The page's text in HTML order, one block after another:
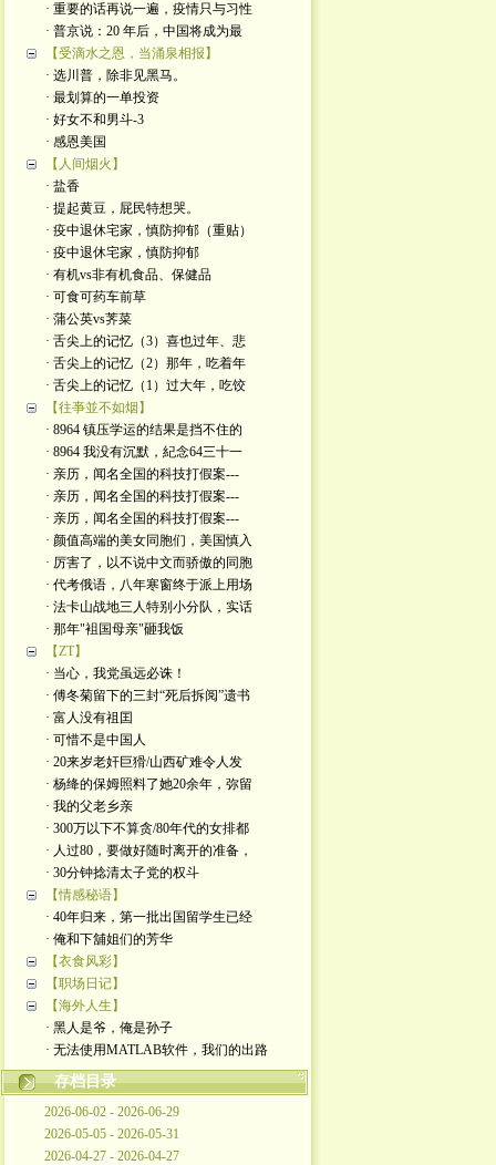
· 重要的话再说一遍，疫情只与习性
· 普京说：20 年后，中国将成为最
【受滴水之恩，当涌泉相报】
· 选川普，除非见黑马。
· 最划算的一单投资
· 好女不和男斗-3
· 感恩美国
【人间烟火】
· 盐香
· 提起黄豆，屁民特想哭。
· 疫中退休宅家，慎防抑郁（重贴）
· 疫中退休宅家，慎防抑郁
· 有机vs非有机食品、保健品
· 可食可药车前草
· 蒲公英vs荠菜
· 舌尖上的记忆（3）喜也过年、悲
· 舌尖上的记忆（2）那年，吃着年
· 舌尖上的记忆（1）过大年，吃饺
【往亊並不如烟】
· 8964 镇压学运的结果是挡不住的
· 8964 我没有沉默，紀念64三十一
· 亲历，闻名全国的科技打假案---
· 亲历，闻名全国的科技打假案---
· 亲历，闻名全国的科技打假案---
· 颜值高端的美女同胞们，美国慎入
· 厉害了，以不说中文而骄傲的同胞
· 代考俄语，八年寒窗终于派上用场
· 法卡山战地三人特别小分队，实话
· 那年"袓国母亲"砸我饭
【ZT】
· 当心，我党虽远必诛！
· 傅冬菊留下的三封“死后拆阅”遗书
· 富人没有祖囯
· 可惜不是中国人
· 20来岁老奸巨猾/山西矿难令人发
· 杨绛的保姆照料了她20余年，弥留
· 我的父老乡亲
· 300万以下不算贪/80年代的女排都
· 人过80，要做好随时离开的准备，
· 30分钟捻清太子党的权斗
【情感秘语】
· 40年归来，第一批出国留学生已经
· 俺和下舖姐们的芳华
【衣食风彩】
【职场日记】
【海外人生】
· 黑人是爷，俺是孙子
· 无法使用MATLAB软件，我们的出路
存档目录
2026-06-02 - 2026-06-29
2026-05-05 - 2026-05-31
2026-04-27 - 2026-04-27